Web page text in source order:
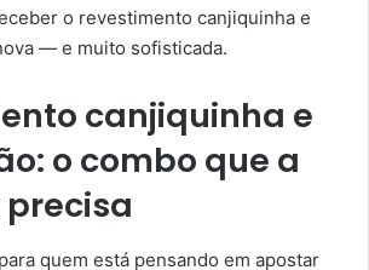
o revestimento canjiquinha e
— e muito sofisticada.
canjiquinha e
o combo que a
quem está pensando em apostar